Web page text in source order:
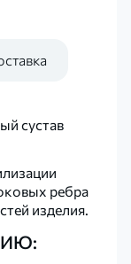
сустав
ребра
изделия.